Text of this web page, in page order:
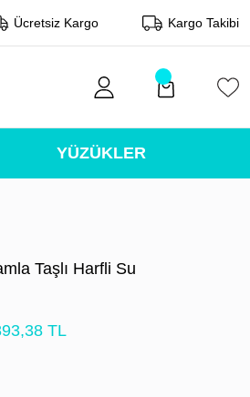
Ücretsiz Kargo Kargo Takibi
YÜZÜKLER
Taşlı Harfli Su
TL